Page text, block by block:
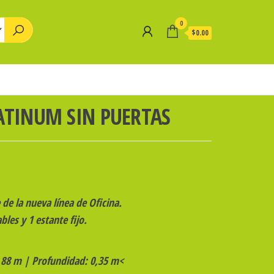
0
$0.00
SIN PUERTAS
la nueva línea de Oficina.
y 1 estante fijo.
m | Profundidad: 0,35 m<